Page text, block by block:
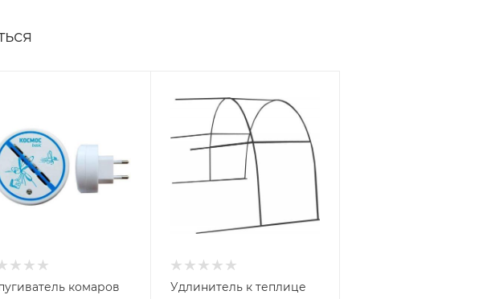
комаров
Удлинитель к теплице